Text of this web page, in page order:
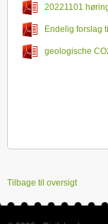
20221101
bekendtgørelse
Endelig forslag
land og kystnært
geologische
Tilbage til oversigt